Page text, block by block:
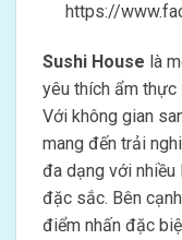
https://
Sushi House là
yêu thích ẩm thực
Với không gian
mang đến trải
đa dạng với
đặc sắc. Bên
điểm nhấn đặc